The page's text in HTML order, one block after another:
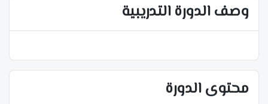
وصف الدورة التدريبية
محتوى الدورة